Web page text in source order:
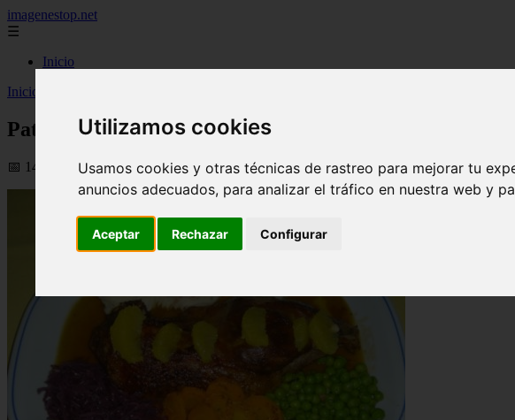
Utilizamos cookies
Usamos cookies y otras técnicas de rastreo para mejorar tu
anuncios adecuados, para analizar el tráfico en nuestra web y
Aceptar Rechazar Configurar
imagenestop.net
☰
Inicio
Inicio
Pato con cuatro verduras
📅 14/05/2024